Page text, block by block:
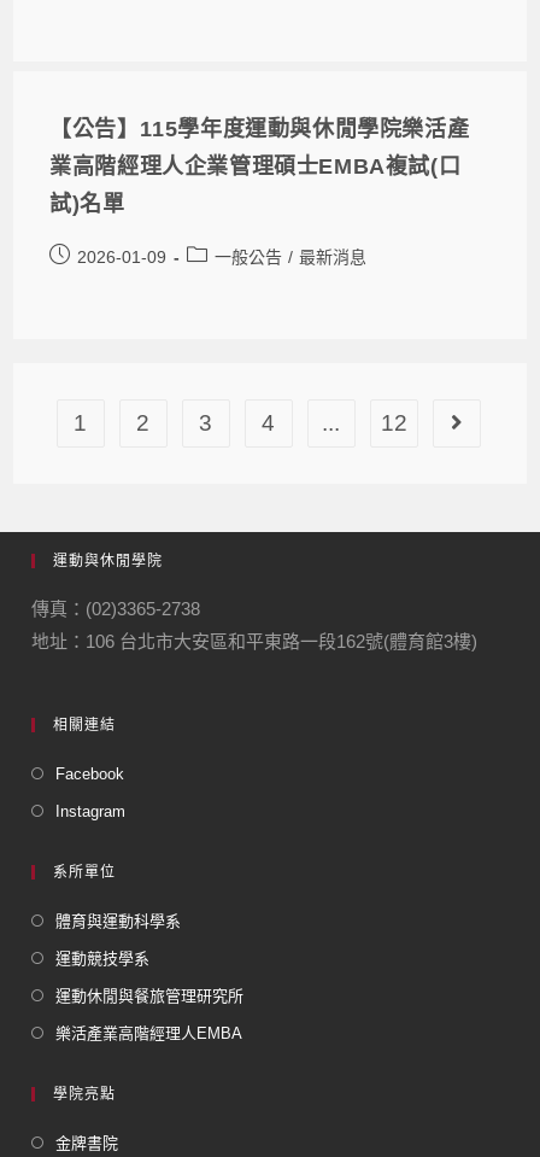
【公告】115學年度運動與休閒學院樂活產
業高階經理人企業管理碩士EMBA複試(口
試)名單
2026-01-09 一般公告 / 最新消息
1 2 3 4 ... 12
運動與休閒學院
傳真：(02)3365-2738
地址：106 台北市大安區和平東路一段162號(體育館3樓)
相關連結
Facebook
Instagram
系所單位
體育與運動科學系
運動競技學系
運動休閒與餐旅管理研究所
樂活產業高階經理人EMBA
學院亮點
金牌書院